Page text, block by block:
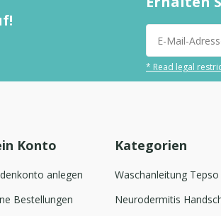
* Read legal
Konto
anlegen
Bestellungen
Kategorien
Waschanleitung Tepso
Neurodermitis